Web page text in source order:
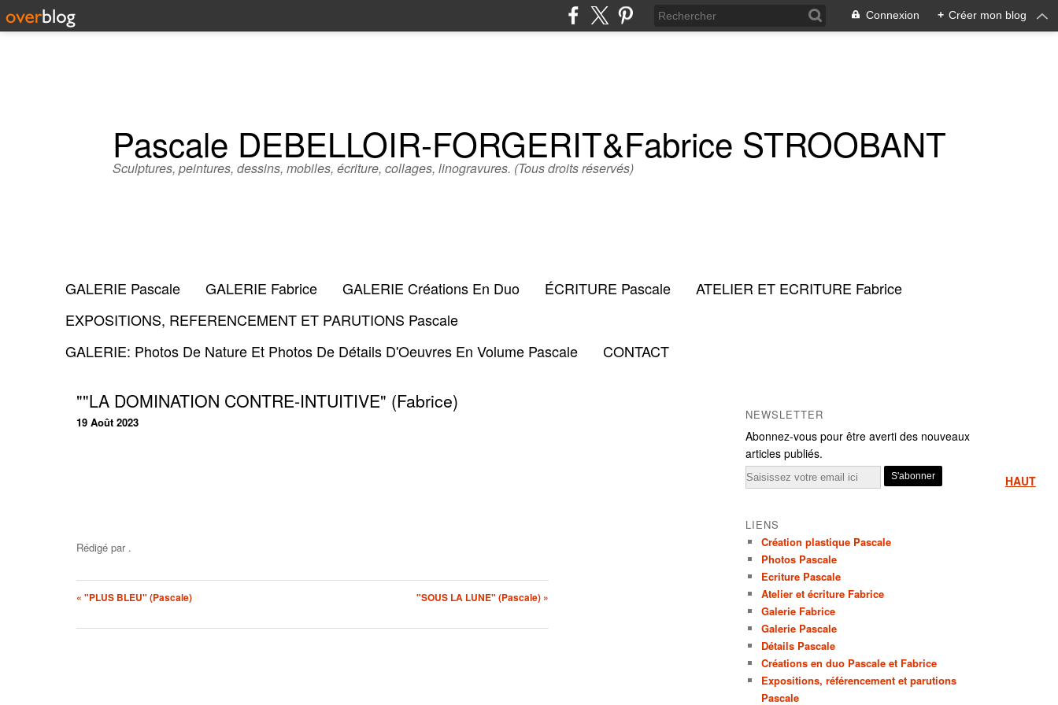
Connexion + Créer mon blog
Pascale DEBELLOIR-FORGERIT&Fabrice STROOBANT
Sculptures, peintures, dessins, mobiles, écriture, collages, linogravures. (Tous droits réservés)
GALERIE Pascale GALERIE Fabrice GALERIE Créations En Duo ÉCRITURE Pascale
ATELIER ET ECRITURE Fabrice
EXPOSITIONS, REFERENCEMENT ET PARUTIONS Pascale
GALERIE: Photos De Nature Et Photos De Détails D'Oeuvres En Volume Pascale
CONTACT
HAUT
""LA DOMINATION CONTRE-INTUITIVE" (Fabrice)
19 Août 2023
Rédigé par .
« "PLUS BLEU" (Pascale) "SOUS LA LUNE" (Pascale) »
NEWSLETTER
Abonnez-vous pour être averti des nouveaux
articles publiés.
Email
LIENS
Création plastique Pascale
Photos Pascale
Ecriture Pascale
Atelier et écriture Fabrice
Galerie Fabrice
Galerie Pascale
Détails Pascale
Créations en duo Pascale et Fabrice
Expositions, référencement et parutions
Pascale